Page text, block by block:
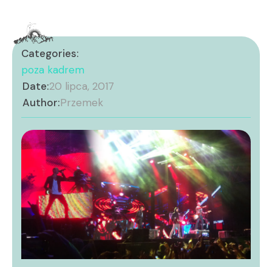
Categories:
poza kadrem
Date:20 lipca, 2017
Author:Przemek